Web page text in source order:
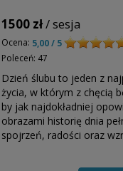
1500 zł/ sesja
Ocena: 5,00 / 5
Poleceń: 47
Dzień ślubu to jeden z
życia, w którym z chęcią
by jak najdokładniej
obrazami historię dnia
spojrzeń, radości oraz